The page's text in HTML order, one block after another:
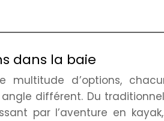
dans la baie
multitude d’options,
différent. Du
par l’aventure en